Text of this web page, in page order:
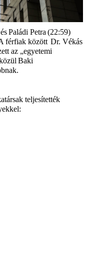
Paládi Petra (22:59)
férfiak között Dr. Vékás
az „egyetemi
Baki
teljesítették